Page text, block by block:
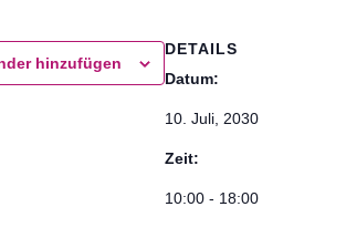
hinzufügen
DETAILS
Datum:
10. Juli, 2030
Zeit:
10:00 - 18:00